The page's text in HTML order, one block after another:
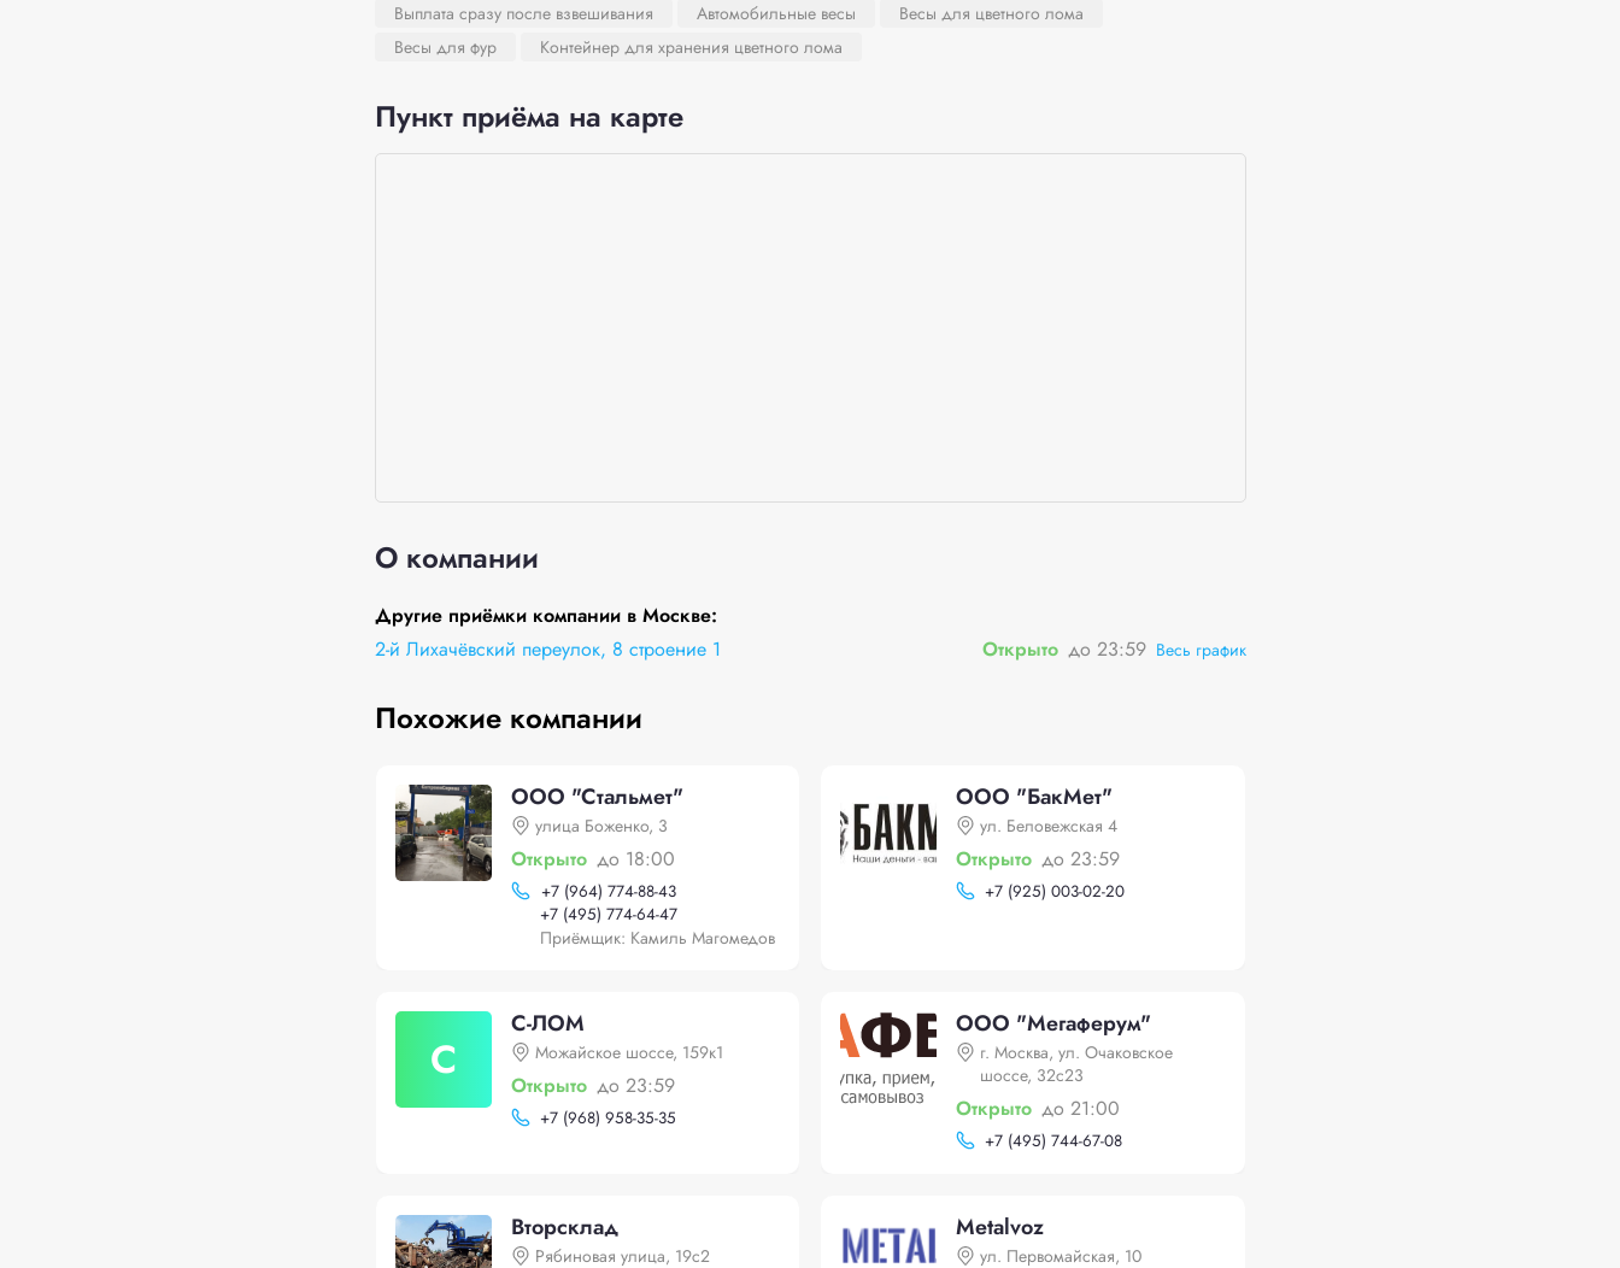
Выплата сразу после взвешивания Автомобильные весы
Весы для цветного лома
Весы для фур
Контейнер для хранения цветного лома
Пункт приёма на карте
О компании
Другие приёмки компании в Москве:
2-й Лихачёвский переулок, 8 строение 1
Открыто до 23:59 Весь график
Похожие компании
ООО "Стальмет"
улица Боженко, 3
Открыто до 18:00
+7 (964) 774-88-43
+7 (495) 774-64-47
Приёмщик: Камиль Магомедов
ООО "БакМет"
ул. Беловежская 4
Открыто до 23:59
+7 (925) 003-02-20
С
С-ЛОМ
Можайское шоссе, 159к1
Открыто до 23:59
+7 (968) 958-35-35
OOO "Мегаферум"
г. Москва, ул. Очаковское
шоссе, 32с23
Открыто до 21:00
+7 (495) 744-67-08
Вторсклад
Рябиновая улица, 19с2
Metalvoz
ул. Первомайская, 10